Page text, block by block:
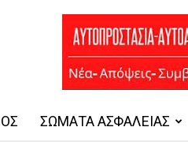
ΣΏΜΑΤΑ ΑΣΦΑΛΕΊΑΣ